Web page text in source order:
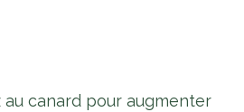
au canard pour augmenter